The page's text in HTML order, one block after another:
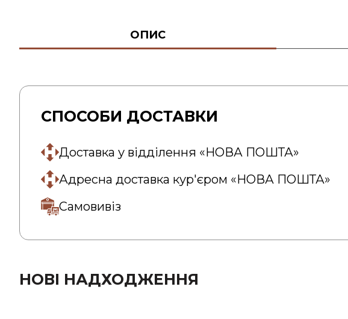
ОПИС
СПОСОБИ ДОСТАВКИ
Доставка у відділення «НОВА ПОШТА»
Адресна доставка кур'єром «НОВА ПОШТА»
Самовивіз
НОВІ НАДХОДЖЕННЯ